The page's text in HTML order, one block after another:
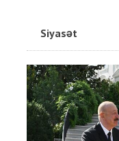
Siyasət